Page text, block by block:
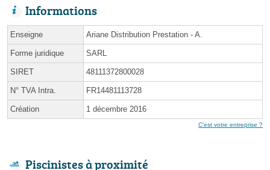
Informations
Enseigne Ariane Distribution Prestation - A.
Forme juridique SARL
SIRET 48111372800028
N° TVA Intra. FR14481113728
Création 1 décembre 2016
C'est votre entreprise ?
Piscinistes à proximité